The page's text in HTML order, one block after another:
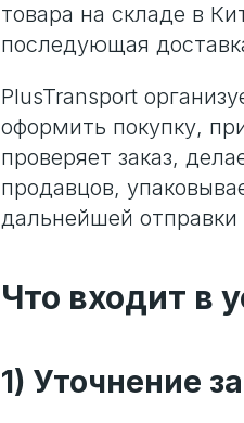
товара на складе в
последующая
PlusTransport
оформить покупку,
проверяет заказ,
продавцов,
дальнейшей отправки
Что входит в
1) Уточнение